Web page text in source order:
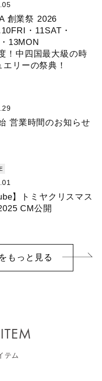
創業祭 2026
・11SAT・
13MON
！中四国最大級の時
エリーの祭典！
営業時間のお知らせ
】トミヤクリスマス
CM公開
もっと見る
テム